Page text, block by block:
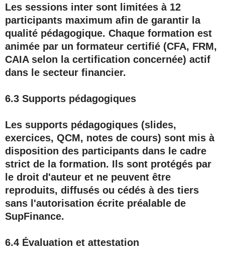
Les sessions inter sont limitées à 12
participants maximum afin de garantir la
qualité pédagogique. Chaque formation est
animée par un formateur certifié (CFA, FRM,
CAIA selon la certification concernée) actif
dans le secteur financier.
6.3 Supports pédagogiques
Les supports pédagogiques (slides,
exercices, QCM, notes de cours) sont mis à
disposition des participants dans le cadre
strict de la formation. Ils sont protégés par
le droit d'auteur et ne peuvent être
reproduits, diffusés ou cédés à des tiers
sans l'autorisation écrite préalable de
SupFinance.
6.4 Évaluation et attestation